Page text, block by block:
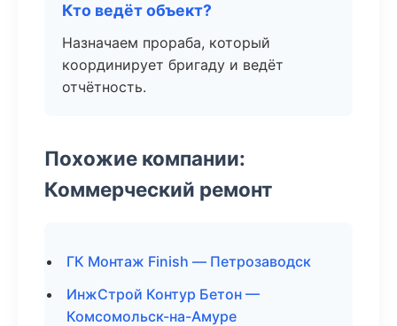
Кто ведёт объект?
Назначаем прораба, который
координирует бригаду и ведёт
отчётность.
Похожие компании:
Коммерческий ремонт
ГК Монтаж Finish — Петрозаводск
ИнжСтрой Контур Бетон —
Комсомольск-на-Амуре